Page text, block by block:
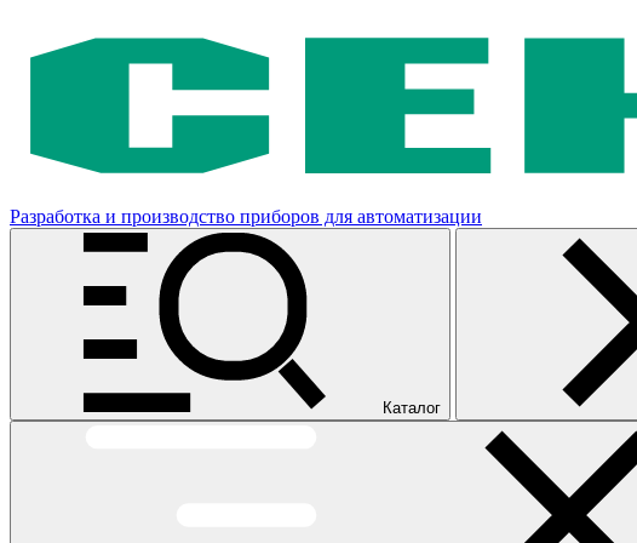
Разработка и производство приборов для автоматизации
Каталог